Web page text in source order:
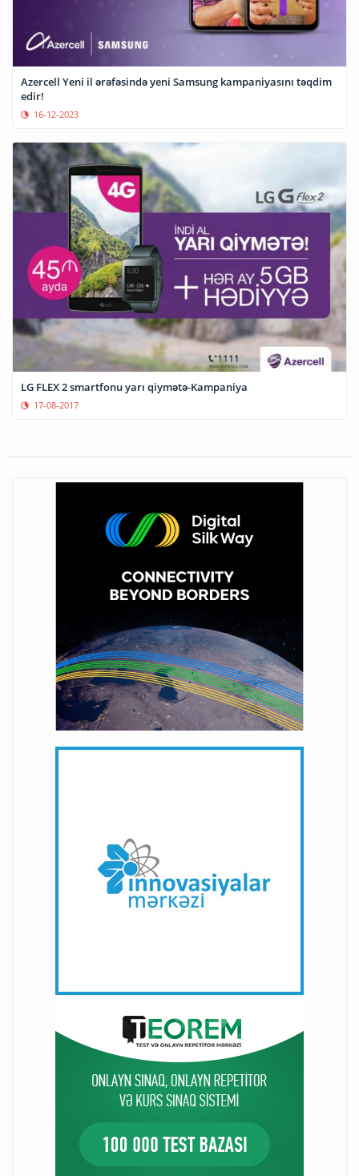
Azercell Yeni il ərəfəsində yeni Samsung kampaniyasını təqdim
16-12-2023
LG FLEX 2 smartfonu yarı qiymətə-Kampaniya
17-08-2017